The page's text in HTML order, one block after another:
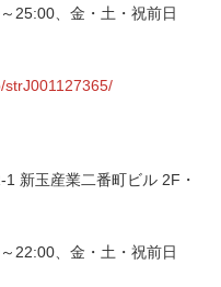
25:00、金・土・祝前日
strJ001127365/
新玉産業二番町ビル 2F・
22:00、金・土・祝前日